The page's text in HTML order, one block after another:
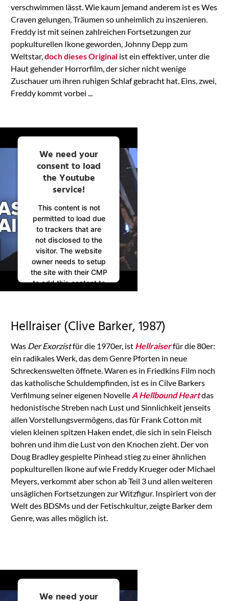
verschwimmen lässt. Wie kaum jemand anderem ist es Wes
Craven gelungen, Träumen so unheimlich zu inszenieren.
Freddy ist mit seinen zahlreichen Fortsetzungen zur
popkulturellen Ikone geworden, Johnny Depp zum
Weltstar,doch dieses Originalist ein effektiver, unter die
Haut gehender Horrorfilm, der sicher nicht wenige
Zuschauer um ihren ruhigen Schlaf gebracht hat. Eins, zwei,
Freddy kommt vorbei ...
We need your
consent to load
the Youtube
service!
This content is not
permitted to load due
to trackers that are
not disclosed to the
visitor. The website
owner needs to setup
the site with their CMP
to add this content to
the list of technologies
Usercentrics Consent
Platform
Hellraiser (Clive Barker, 1987)
Was Der Exorzistfür die 1970er, ist Hellraiserfür die 80er:
ein radikales Werk, das dem Genre Pforten in neue
Schreckenswelten öffnete. Waren es in Friedkins Film noch
das katholische Schuldempfinden, ist es in Cilve Barkers
Verfilmung seiner eigenen Novelle A Hellbound Heartdas
hedonistische Streben nach Lust und Sinnlichkeit jenseits
allen Vorstellungsvermögens, das für Frank Cotton mit
vielen kleinen spitzen Haken endet, die sich in sein Fleisch
bohren und ihm die Lust von den Knochen zieht. Der von
Doug Bradley gespielte Pinhead stieg zu einer ähnlichen
popkulturellen Ikone auf wie Freddy Krueger oder Michael
Meyers, verkommt aber schon ab Teil 3 und allen weiteren
unsäglichen Fortsetzungen zur Witzfigur. Inspiriert von der
Welt des BDSMs und der Fetischkultur, zeigte Barker dem
Genre, was alles möglich ist.
We need your